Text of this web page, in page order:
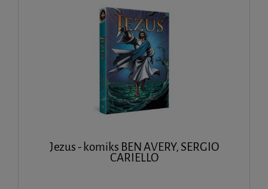
Jezus - komiks BEN AVERY, SERGIO
CARIELLO